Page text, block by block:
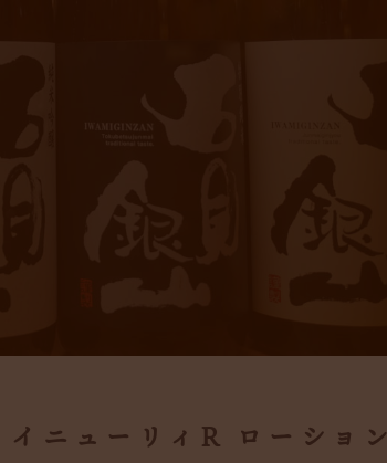
イニューリィR ローション